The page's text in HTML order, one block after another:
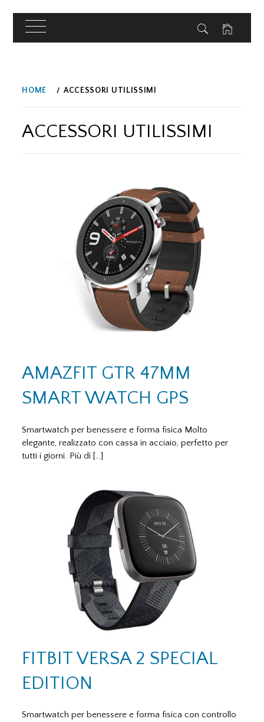
toHOME ACCESSORI UTILISSIMI
ACCESSORI UTILISSIMI
AMAZFIT GTR 47MM
SMART WATCH GPS
Smartwatch per benessere e forma fisica Molto
elegante, realizzato con cassa in acciaio, perfetto per
tutti i giorni. Più di […]
FITBIT VERSA 2 SPECIAL
EDITION
Smartwatch per benessere e forma fisica con controllo